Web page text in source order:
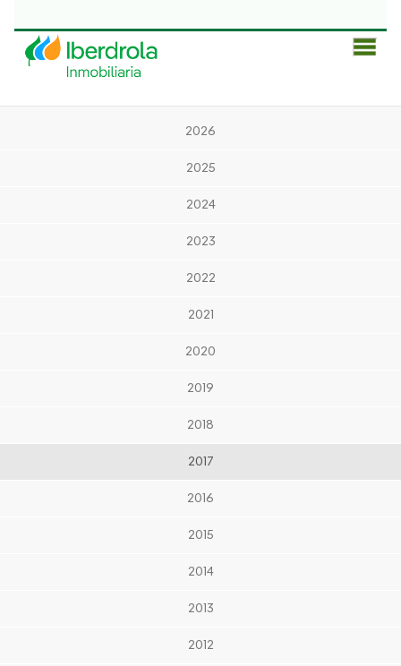
2026
2025
2024
2023
2022
2021
2020
2019
2018
2017
2016
2015
2014
2013
2012